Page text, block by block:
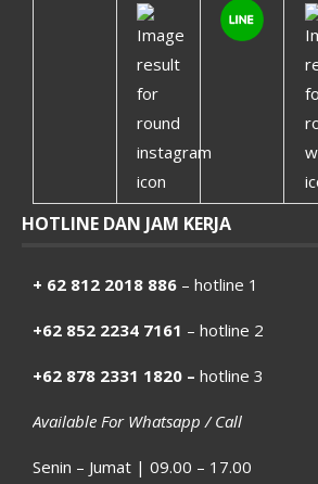
HOTLINE DAN JAM KERJA
+ 62 812 2018 886 – hotline 1
+62 852 2234 7161 – hotline 2
+62 878 2331 1820 – hotline 3
Available For Whatsapp / Call
Senin – Jumat | 09.00 – 17.00